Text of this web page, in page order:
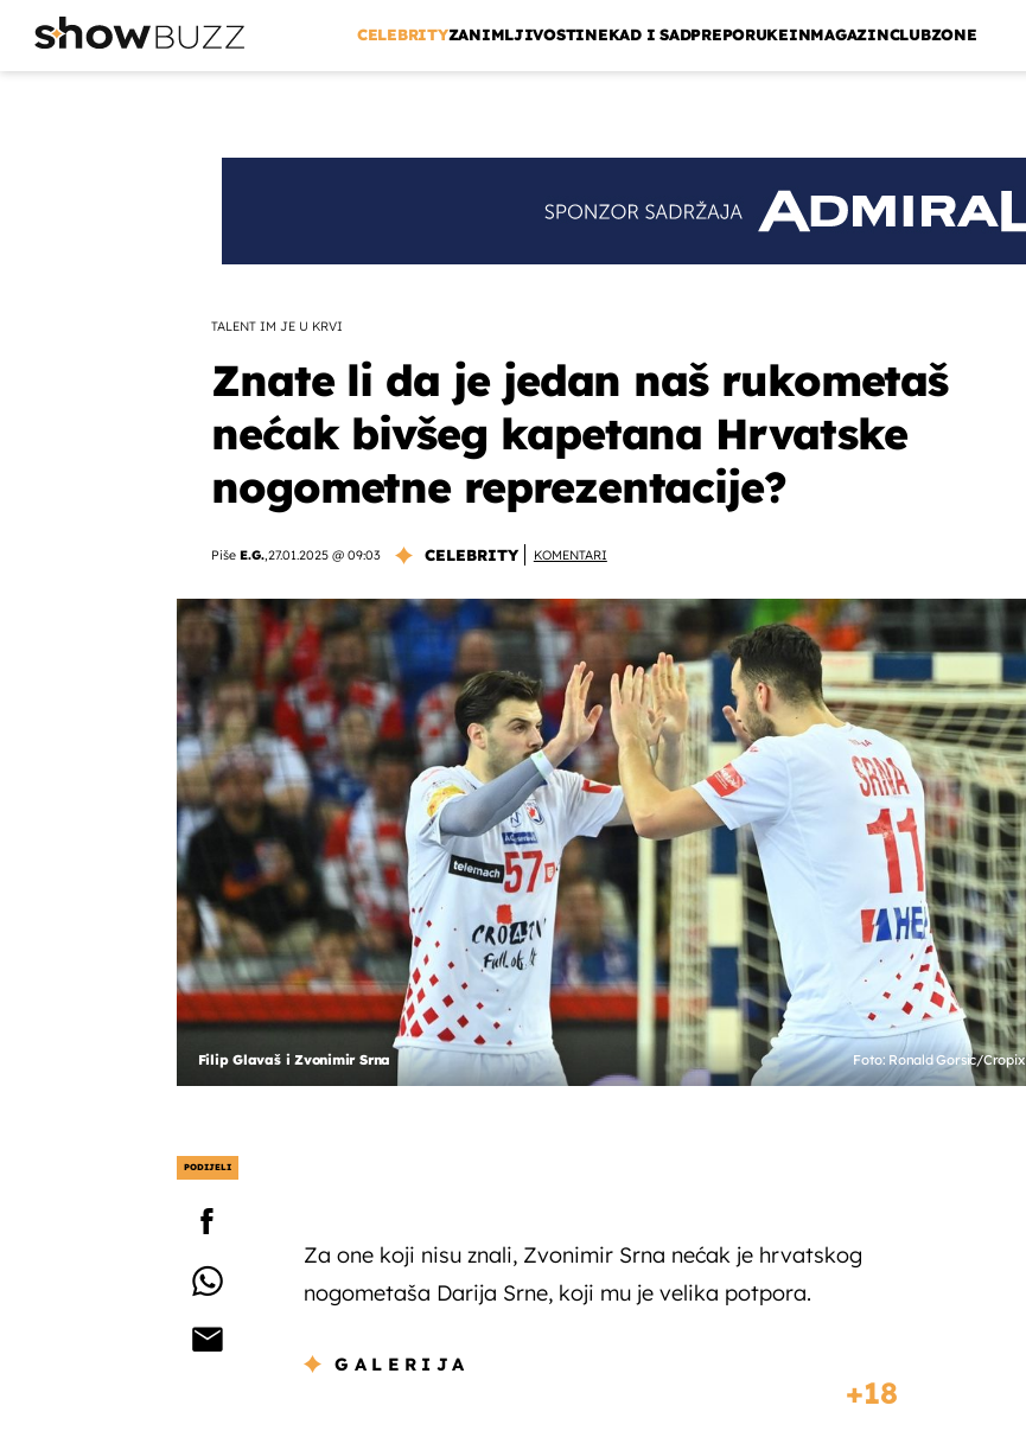
CELEBRITYZANIMLJIVOSTINEKAD I SADPREPORUKEINMAGAZINCLUBZONE
TALENT IM JE U KRVI
Znate li da je jedan naš rukometaš
nećak bivšeg kapetana Hrvatske
nogometne reprezentacije?
Piše E.G.,27.01.2025 @ 09:03 CELEBRITY KOMENTARI
Filip Glavaš i Zvonimir Srna Foto: Ronald Gorsic/Cropix
PODIJELI
Za one koji nisu znali, Zvonimir Srna nećak je hrvatskog
nogometaša Darija Srne, koji mu je velika potpora.
GALERIJA
18